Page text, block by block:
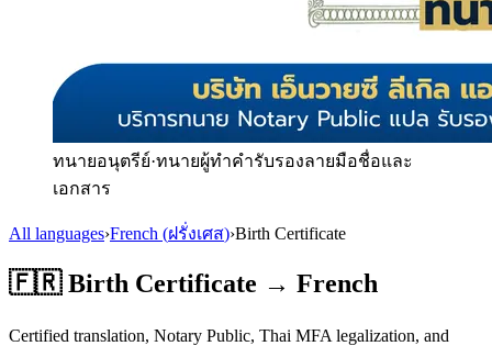
ทนายอนุตรีย์·ทนายผู้ทำคำรับรองลายมือชื่อและ
เอกสาร
All languages›French (ฝรั่งเศส)›Birth Certificate
🇫🇷 Birth Certificate → French
Certified translation, Notary Public, Thai MFA legalization, and